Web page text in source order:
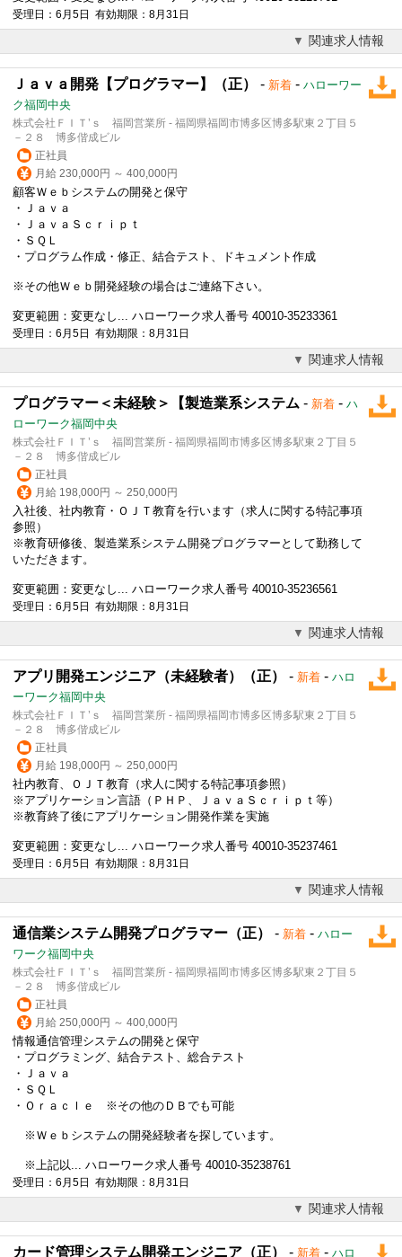
受理日：6月5日 有効期限：8月31日
関連求人情報
Ｊａｖａ開発【プログラマー】（正） - 新着 - ハローワー
ク福岡中央
株式会社ＦＩＴ’ｓ 福岡営業所 - 福岡県福岡市博多区博多駅東２丁目５
－２８ 博多偕成ビル
正社員
月給 230,000円 ～ 400,000円
顧客Ｗｅｂシステムの開発と保守
・Ｊａｖａ
・ＪａｖａＳｃｒｉｐｔ
・ＳＱＬ
・プログラム作成・修正、結合テスト、ドキュメント作成
※その他Ｗｅｂ開発経験の場合はご連絡下さい。
変更範囲：変更なし... ハローワーク求人番号 40010-35233361
受理日：6月5日 有効期限：8月31日
関連求人情報
プログラマー＜未経験＞【製造業系システム - 新着 - ハ
ローワーク福岡中央
株式会社ＦＩＴ’ｓ 福岡営業所 - 福岡県福岡市博多区博多駅東２丁目５
－２８ 博多偕成ビル
正社員
月給 198,000円 ～ 250,000円
入社後、社内教育・ＯＪＴ教育を行います（求人に関する特記事項
参照）
※教育研修後、製造業系システム開発プログラマーとして勤務して
いただきます。
変更範囲：変更なし... ハローワーク求人番号 40010-35236561
受理日：6月5日 有効期限：8月31日
関連求人情報
アプリ開発エンジニア（未経験者）（正） - 新着 - ハロ
ーワーク福岡中央
株式会社ＦＩＴ’ｓ 福岡営業所 - 福岡県福岡市博多区博多駅東２丁目５
－２８ 博多偕成ビル
正社員
月給 198,000円 ～ 250,000円
社内教育、ＯＪＴ教育（求人に関する特記事項参照）
※アプリケーション言語（ＰＨＰ、ＪａｖａＳｃｒｉｐｔ等）
※教育終了後にアプリケーション開発作業を実施
変更範囲：変更なし... ハローワーク求人番号 40010-35237461
受理日：6月5日 有効期限：8月31日
関連求人情報
通信業システム開発プログラマー（正） - 新着 - ハロー
ワーク福岡中央
株式会社ＦＩＴ’ｓ 福岡営業所 - 福岡県福岡市博多区博多駅東２丁目５
－２８ 博多偕成ビル
正社員
月給 250,000円 ～ 400,000円
情報通信管理システムの開発と保守
・プログラミング、結合テスト、総合テスト
・Ｊａｖａ
・ＳＱＬ
・Ｏｒａｃｌｅ ※その他のＤＢでも可能
※Ｗｅｂシステムの開発経験者を探しています。
※上記以... ハローワーク求人番号 40010-35238761
受理日：6月5日 有効期限：8月31日
関連求人情報
カード管理システム開発エンジニア（正） - 新着 - ハロ